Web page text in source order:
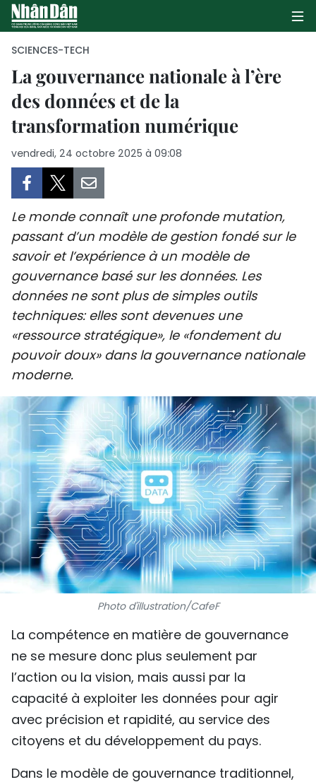
PAGE D'ACCUEIL
POLITIQUE
CULTURE
TOURISME
ENVIRONNEMENT
SPORT
FRANCOPHONIE
PAYS NATAL
INTERNATIONAL
MÉGASTORIE
INFOGRAPHIE
PHOTO
VIDÉO
À PROPOS DU "PEUPLE"
TIẾNG VIỆT
ENGLISH
中文
РУССКИЙ
SCIENCES-TECH
La gouvernance nationale à l’ère
des données et de la
transformation numérique
vendredi, 24 octobre 2025 à 09:08
Le monde connaît une profonde mutation,
passant d’un modèle de gestion fondé sur le
savoir et l’expérience à un modèle de
gouvernance basé sur les données. Les
données ne sont plus de simples outils
techniques: elles sont devenues une
«ressource stratégique», le «fondement du
pouvoir doux» dans la gouvernance nationale
moderne.
Photo d'illustration/CafeF
La compétence en matière de gouvernance
ne se mesure donc plus seulement par
l’action ou la vision, mais aussi par la
capacité à exploiter les données pour agir
avec précision et rapidité, au service des
citoyens et du développement du pays.
Dans le modèle de gouvernance traditionnel,